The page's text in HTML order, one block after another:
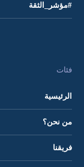
#مؤشر_الثقة
فئات
الرئيسية
من نحن؟
فريقنا